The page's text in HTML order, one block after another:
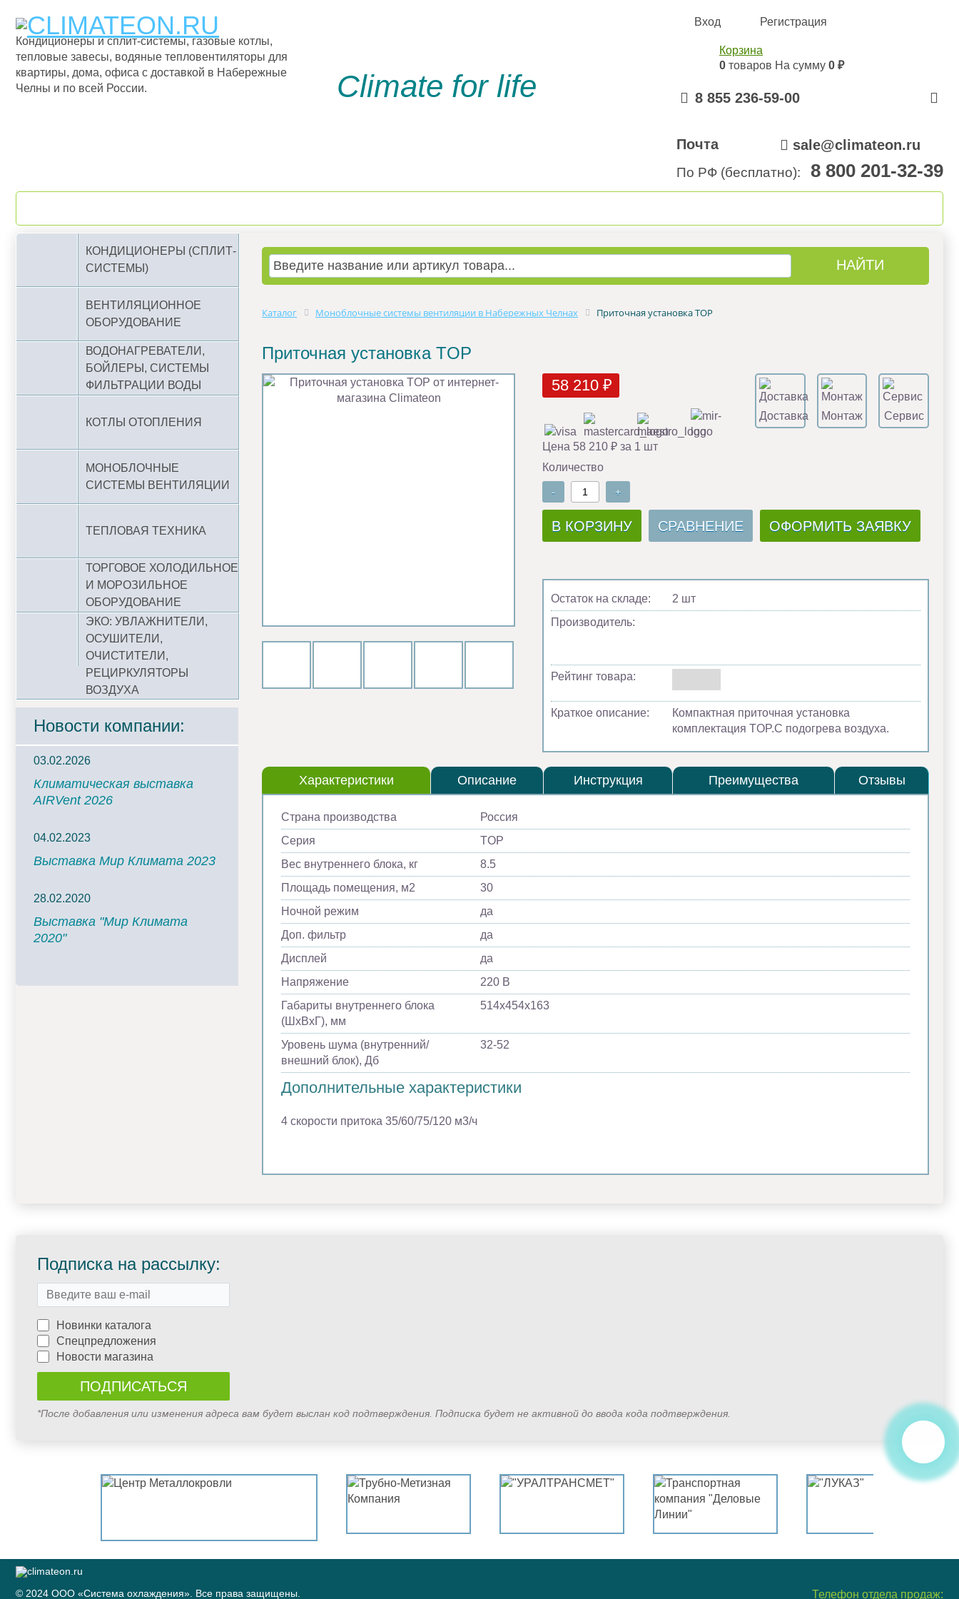
Кондиционеры и сплит-системы, газовые котлы,
тепловые завесы, водяные тепловентиляторы для
квартиры, дома, офиса с доставкой в Набережные
Челны и по всей России.
Climate for life
Вход Регистрация
Корзина
0 товаров На сумму 0 ₽
8 855 236-59-00
Почта sale@climateon.ru
По РФ (бесплатно): 8 800 201-32-39
КОНДИЦИОНЕРЫ (СПЛИТ-
СИСТЕМЫ)
ВЕНТИЛЯЦИОННОЕ
ОБОРУДОВАНИЕ
ВОДОНАГРЕВАТЕЛИ,
БОЙЛЕРЫ, СИСТЕМЫ
ФИЛЬТРАЦИИ ВОДЫ
КОТЛЫ ОТОПЛЕНИЯ
МОНОБЛОЧНЫЕ
СИСТЕМЫ ВЕНТИЛЯЦИИ
ТЕПЛОВАЯ ТЕХНИКА
ТОРГОВОЕ ХОЛОДИЛЬНОЕ
И МОРОЗИЛЬНОЕ
ОБОРУДОВАНИЕ
ЭКО: УВЛАЖНИТЕЛИ,
ОСУШИТЕЛИ,
ОЧИСТИТЕЛИ,
РЕЦИРКУЛЯТОРЫ
ВОЗДУХА
Новости компании:
03.02.2026
Климатическая выставка
AIRVent 2026
04.02.2023
Выставка Мир Климата 2023
28.02.2020
Выставка "Мир Климата
2020"
Каталог Моноблочные системы вентиляции в Набережных Челнах Приточная установка TOP
Приточная установка TOP
58 210 ₽
Доставка Монтаж Сервис
Цена 58 210 ₽ за 1 шт
Количество
- +
В КОРЗИНУ СРАВНЕНИЕ ОФОРМИТЬ ЗАЯВКУ
Остаток на складе:
2 шт
Производитель:
Рейтинг товара:
Краткое описание:
Компактная приточная установка
комплектация TOP.C подогрева воздуха.
Характеристики Описание Инструкция Преимущества Отзывы
Страна производства
Россия
Серия
TOP
Вес внутреннего блока, кг
8.5
Площадь помещения, м2
30
Ночной режим
да
Доп. фильтр
да
Дисплей
да
Напряжение
220 В
Габариты внутреннего блока
(ШхВхГ), мм
514х454х163
Уровень шума (внутренний/
внешний блок), Дб
32-52
Дополнительные характеристики
4 скорости притока 35/60/75/120 м3/ч
Подписка на рассылку:
Новинки каталога
Спецпредложения
Новости магазина
*После добавления или изменения адреса вам будет выслан код подтверждения. Подписка будет не активной до ввода кода подтверждения.
© 2024 ООО «Система охлаждения». Все права защищены. Телефон отдела продаж: